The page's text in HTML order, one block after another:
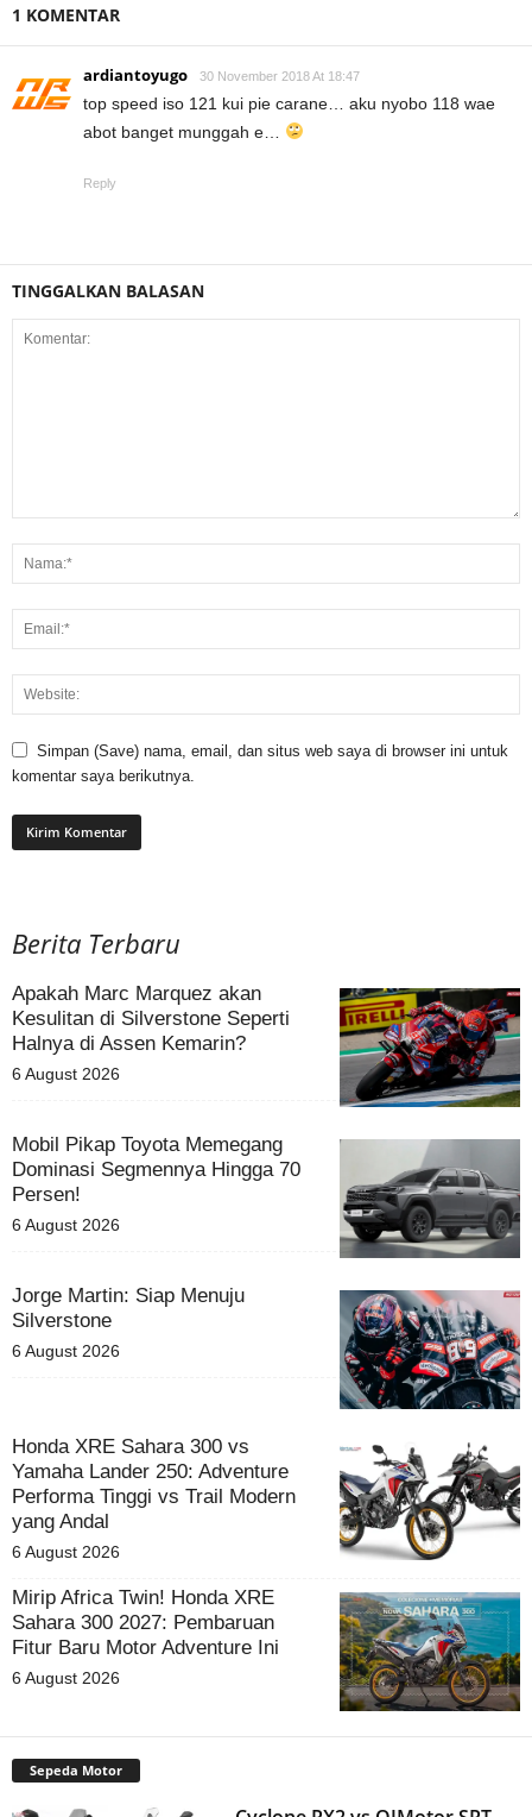
1 KOMENTAR
ardiantoyugo 30 November 2018 At 18:47
top speed iso 121 kui pie carane… aku nyobo 118 wae
abot banget munggah e…
Reply
TINGGALKAN BALASAN
Simpan (Save) nama, email, dan situs web saya di browser ini untuk
komentar saya berikutnya.
Berita Terbaru
Apakah Marc Marquez akan
Kesulitan di Silverstone Seperti
Halnya di Assen Kemarin?
6 August 2026
Mobil Pikap Toyota Memegang
Dominasi Segmennya Hingga 70
Persen!
6 August 2026
Jorge Martin: Siap Menuju
Silverstone
6 August 2026
Honda XRE Sahara 300 vs
Yamaha Lander 250: Adventure
Performa Tinggi vs Trail Modern
yang Andal
6 August 2026
Mirip Africa Twin! Honda XRE
Sahara 300 2027: Pembaruan
Fitur Baru Motor Adventure Ini
6 August 2026
Sepeda Motor